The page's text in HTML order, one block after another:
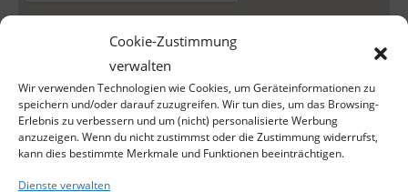
Cookie-Zustimmung
verwalten
Wir verwenden Technologien wie Cookies, um Geräteinformationen zu
speichern und/oder darauf zuzugreifen. Wir tun dies, um das Browsing-
Erlebnis zu verbessern und um (nicht) personalisierte Werbung
anzuzeigen. Wenn du nicht zustimmst oder die Zustimmung widerrufst,
kann dies bestimmte Merkmale und Funktionen beeinträchtigen.
Dienste verwalten